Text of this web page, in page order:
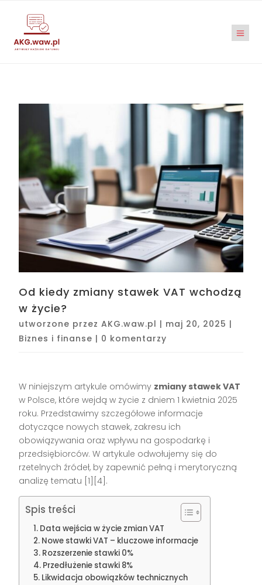
Od kiedy zmiany stawek VAT wchodzą
w życie?
utworzone przezAKG.waw.pl | maj 20, 2025 |
Biznes i finanse | 0 komentarzy
W niniejszym artykule omówimy zmiany stawek VAT
w Polsce, które wejdą w życie z dniem 1 kwietnia 2025
roku. Przedstawimy szczegółowe informacje
dotyczące nowych stawek, zakresu ich
obowiązywania oraz wpływu na gospodarkę i
przedsiębiorców. W artykule odwołujemy się do
rzetelnych źródeł, by zapewnić pełną i merytoryczną
analizę tematu [1][4].
Spis treści
Data wejścia w życie zmian VAT
Nowe stawki VAT – kluczowe informacje
Rozszerzenie stawki 0%
Przedłużenie stawki 8%
Likwidacja obowiązków technicznych